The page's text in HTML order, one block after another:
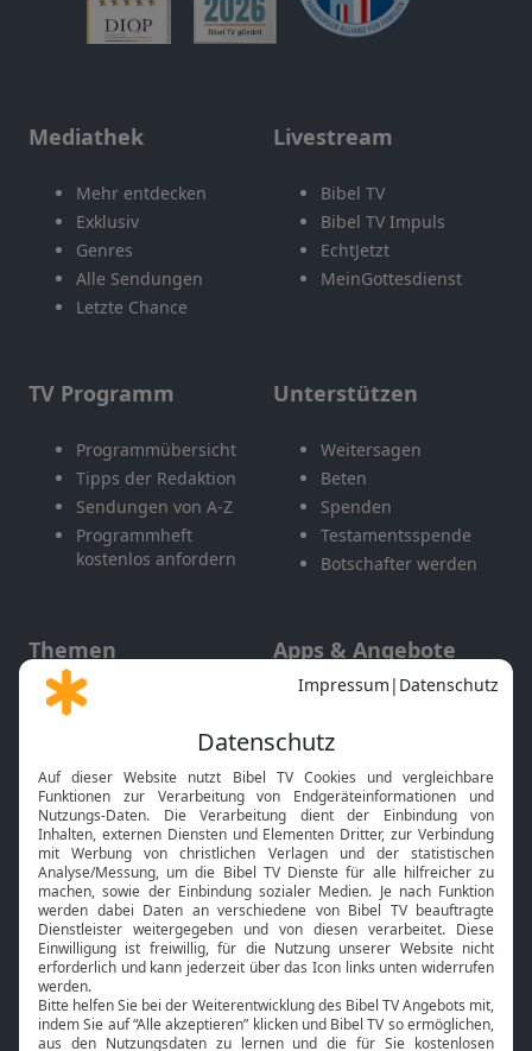
Mediathek
Mehr entdecken
Exklusiv
Genres
Alle Sendungen
Letzte Chance
Livestream
Bibel TV
Bibel TV Impuls
EchtJetzt
MeinGottesdienst
TV Programm
Programmübersicht
Tipps der Redaktion
Sendungen von A-Z
Programmheft
kostenlos anfordern
Unterstützen
Weitersagen
Beten
Spenden
Testamentsspende
Botschafter werden
Themen
Gott und Bibel erklärt
Neuigkeiten
Apps & Angebote
Mobile App
Smart TV
HbbTV
Bibelthek Online-Bibel
Nächster Gottesdienst
Bibel TV
Über uns
Service
Kontakt